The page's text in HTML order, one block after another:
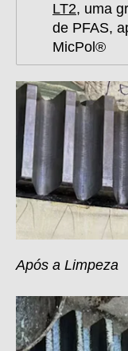
LT2, uma
de PFAS,
MicPol®
Após a Limpeza